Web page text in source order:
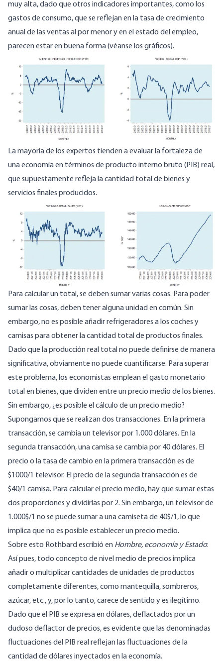
muy alta, dado que otros indicadores importantes, como los
gastos de consumo, que se reflejan en la tasa de crecimiento
anual de las ventas al por menor y en el estado del empleo,
parecen estar en buena forma (véanse los gráficos).
La mayoría de los expertos tienden a evaluar la fortaleza de
una economía en términos de producto interno bruto (PIB) real,
que supuestamente refleja la cantidad total de bienes y
servicios finales producidos.
Para calcular un total, se deben sumar varias cosas. Para poder
sumar las cosas, deben tener alguna unidad en común. Sin
embargo, no es posible añadir refrigeradores a los coches y
camisas para obtener la cantidad total de productos finales.
Dado que la producción real total no puede definirse de manera
significativa, obviamente no puede cuantificarse. Para superar
este problema, los economistas emplean el gasto monetario
total en bienes, que dividen entre un precio medio de los bienes.
Sin embargo, ¿es posible el cálculo de un precio medio?
Supongamos que se realizan dos transacciones. En la primera
transacción, se cambia un televisor por 1.000 dólares. En la
segunda transacción, una camisa se cambia por 40 dólares. El
precio o la tasa de cambio en la primera transacción es de
$1000/1 televisor. El precio de la segunda transacción es de
$40/1 camisa. Para calcular el precio medio, hay que sumar estas
dos proporciones y dividirlas por 2. Sin embargo, un televisor de
1.000$/1 no se puede sumar a una camiseta de 40$/1, lo que
implica que no es posible establecer un precio medio.
Sobre esto Rothbard escribió en Hombre, economía y Estado:
Así pues, todo concepto de nivel medio de precios implica
añadir o multiplicar cantidades de unidades de productos
completamente diferentes, como mantequilla, sombreros,
azúcar, etc., y, por lo tanto, carece de sentido y es ilegítimo.
Dado que el PIB se expresa en dólares, deflactados por un
dudoso deflactor de precios, es evidente que las denominadas
fluctuaciones del PIB real reflejan las fluctuaciones de la
cantidad de dólares inyectados en la economía.